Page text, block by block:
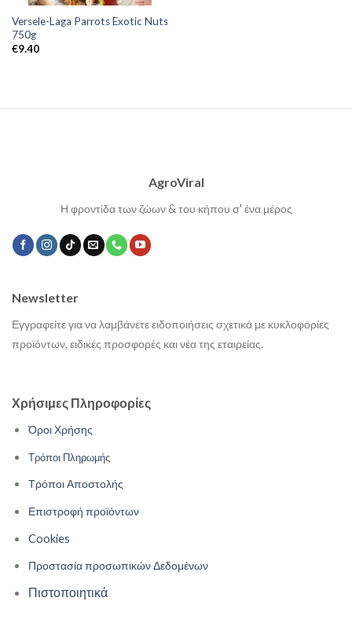
Versele-Laga Parrots Exotic Nuts
750g
€9.40
AgroViral
Η φροντίδα των ζώων & του κήπου σ' ένα μέρος
Χρήσιμες Πληροφορίες
Όροι Χρήσης
Τρόποι Πληρωμής
Τρόποι Αποστολής
Επιστροφή προϊόντων
Cookies
Προστασία προσωπικών Δεδομένων
Πιστοποιητικά
Newsletter
Εγγραφείτε για να λαμβάνετε ειδοποιήσεις σχετικά με κυκλοφορίες
προϊόντων, ειδικές προσφορές και νέα της εταιρείας.